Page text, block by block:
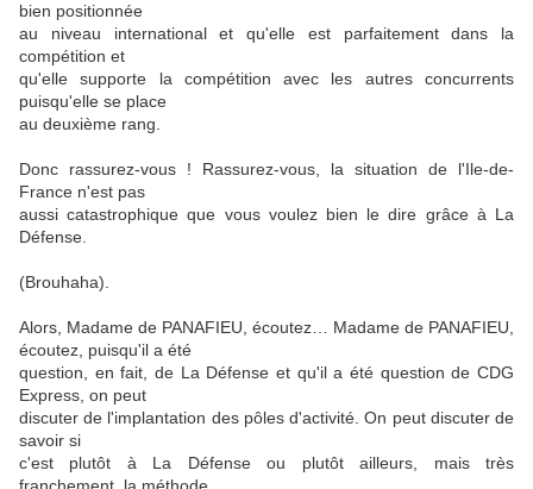
bien positionnée
au niveau international et qu'elle est parfaitement dans la
compétition et
qu'elle supporte la compétition avec les autres concurrents
puisqu'elle se place
au deuxième rang.
Donc rassurez-vous ! Rassurez-vous, la situation de l'Ile-de-
France n'est pas
aussi catastrophique que vous voulez bien le dire grâce à La
Défense.
(Brouhaha).
Alors, Madame de PANAFIEU, écoutez… Madame de PANAFIEU,
écoutez, puisqu'il a été
question, en fait, de La Défense et qu'il a été question de CDG
Express, on peut
discuter de l'implantation des pôles d'activité. On peut discuter de
savoir si
c'est plutôt à La Défense ou plutôt ailleurs, mais très